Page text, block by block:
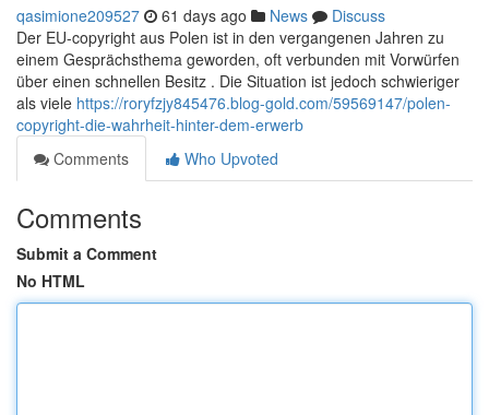
qasimione209527 61 days ago News
Discuss
Der EU-copyright aus Polen ist in den vergangenen Jahren zu
einem Gesprächsthema geworden, oft verbunden mit Vorwürfen
über einen schnellen Besitz . Die Situation ist jedoch schwieriger
als viele https://roryfzjy845476.blog-gold.com/59569147/polen-
copyright-die-wahrheit-hinter-dem-erwerb
Comments
Who Upvoted
Comments
Submit a Comment
No HTML